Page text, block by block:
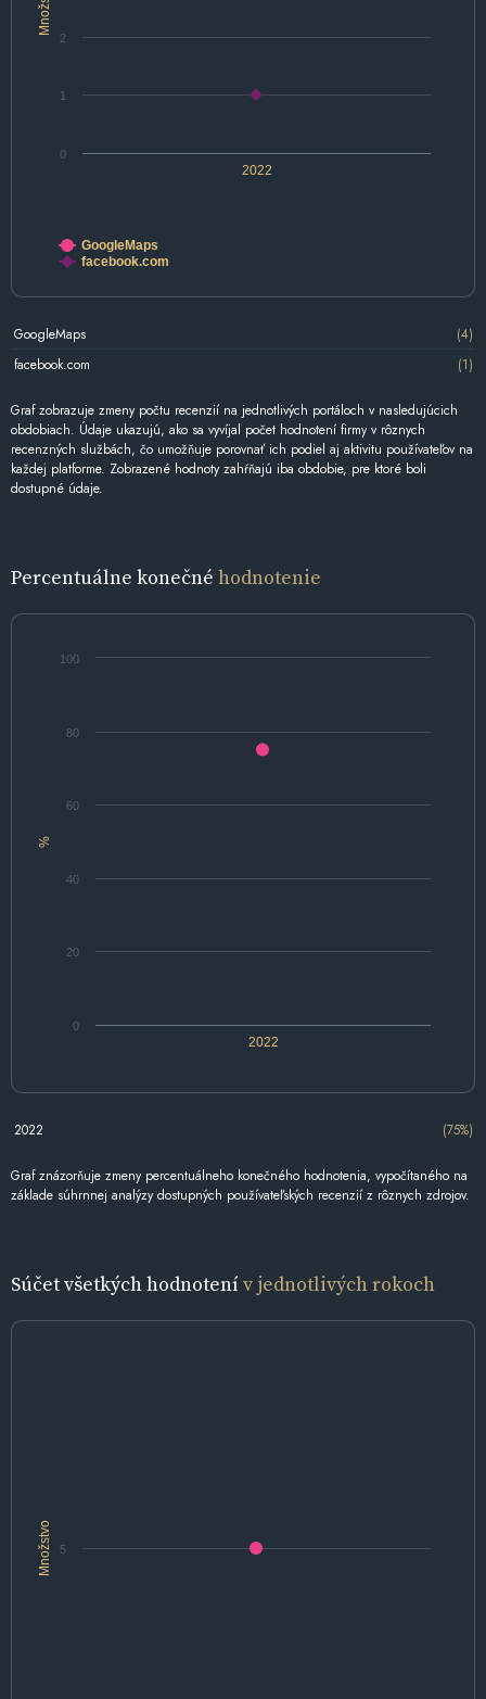
2022
0
1
2
GoogleMaps
facebook.com
GoogleMaps
(4)
facebook.com
(1)
Graf zobrazuje zmeny počtu recenzií na jednotlivých portáloch v nasledujúcich
obdobiach. Údaje ukazujú, ako sa vyvíjal počet hodnotení firmy v rôznych
recenzných službách, čo umožňuje porovnať ich podiel aj aktivitu používateľov na
každej platforme. Zobrazené hodnoty zahŕňajú iba obdobie, pre ktoré boli
dostupné údaje.
Percentuálne konečné hodnotenie
%
2022
0
20
40
60
80
100
2022 (75%)
Graf znázorňuje zmeny percentuálneho konečného hodnotenia, vypočítaného na
základe súhrnnej analýzy dostupných používateľských recenzií z rôznych zdrojov.
Súčet všetkých hodnotenív jednotlivých rokoch
Množstvo 5